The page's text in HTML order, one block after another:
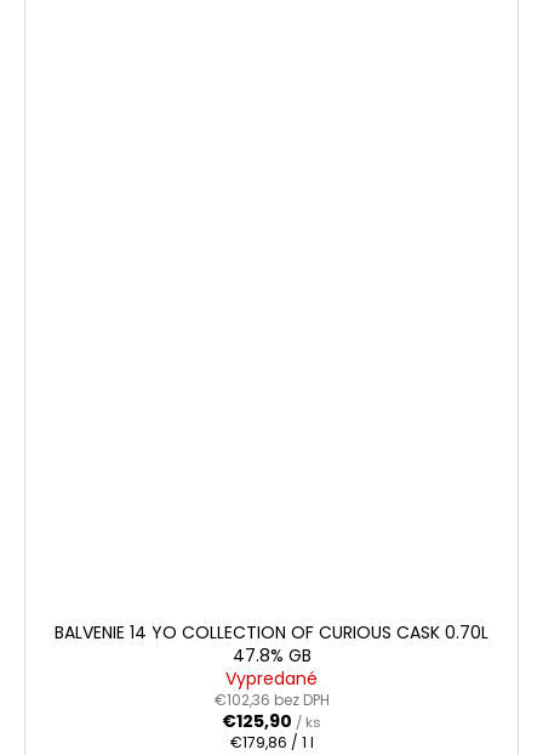
BALVENIE 14 YO COLLECTION OF CURIOUS CASK 0.70L
47.8% GB
Vypredané
€102,36 bez DPH
€125,90 / ks
Jednotková
€179,86 / 1 l